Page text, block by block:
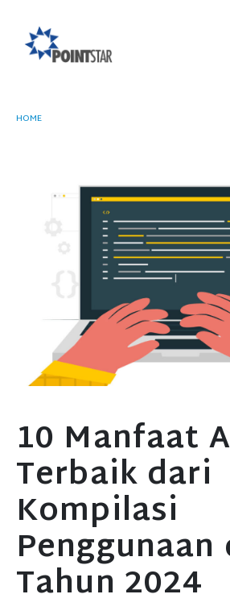
HOME
10 Manfaat
Terbaik dari
Kompilasi
Penggunaan
Tahun 2024